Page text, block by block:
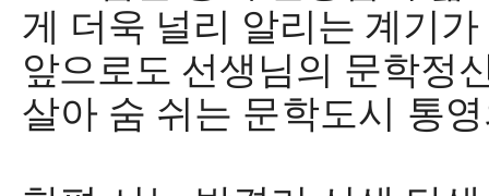
게 더욱 널리 알리는 계기
앞으로도 선생님의 문학정
살아 숨 쉬는 문학도시 통